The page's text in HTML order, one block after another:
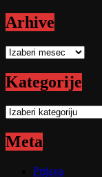
Arhive
Arhive
Kategorije
Kategorije
Meta
Prijava